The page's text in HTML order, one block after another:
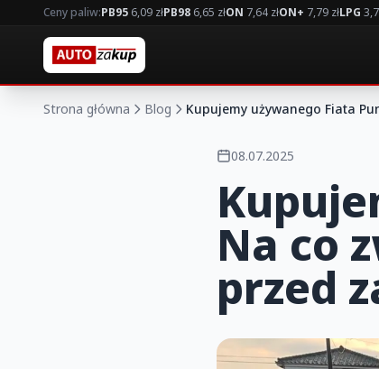
Ceny paliw:PB95 6,09 złPB98 6,65 złON 7,64 złON+ 7,79 złLPG
Strona główna Blog Kupujemy używanego Fiata
08.07.2025
Na co
przed